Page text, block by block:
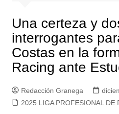
Una certeza y
interrogantes
Costas en la
Racing ante
Redacción Granega
2025 LIGA PROFESIONAL DE